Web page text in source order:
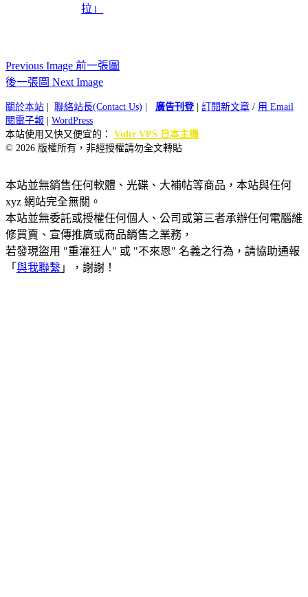
拉」
Previous Image 前一張圖
後一張圖 Next Image
關於本站 聯絡站長(Contact Us) 廣告刊登| 訂閱新文章 / 用 Email
閱電子報
WordPress
本站使用又快又便宜的： Vultr VPS 日本主機
© 2026 版權所有，非經授權請勿全文轉貼
本站並無銷售任何軟體、光碟、大補帖等商品，本站與任何
xyz 網站完全無關。
本站並無委託或授權任何個人、公司或第三者承辦任何電腦維
修買賣、宣傳推廣或商品銷售之業務，
若發現盜用 "重灌狂人" 或 "不來恩" 名義之行為，請協助通報
「 與我聯繫 」，謝謝！